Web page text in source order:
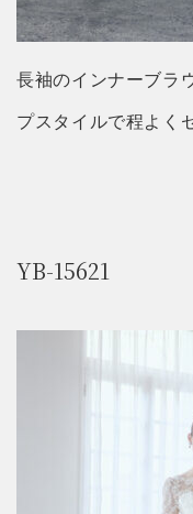
長袖のインナーブラ
プスタイルで程よく
YB-15621